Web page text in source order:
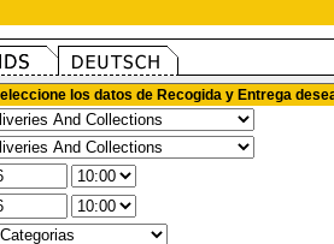
los datos de Recogida y Entrega